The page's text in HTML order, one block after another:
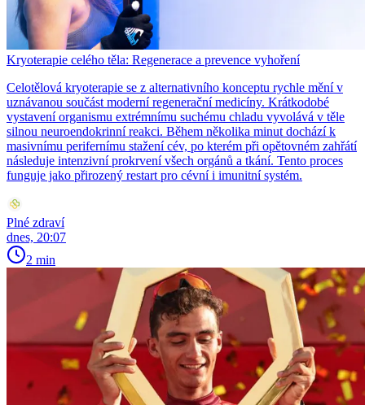
Kryoterapie celého těla: Regenerace a prevence vyhoření
Celotělová kryoterapie se z alternativního konceptu rychle mění v
uznávanou součást moderní regenerační medicíny. Krátkodobé
vystavení organismu extrémnímu suchému chladu vyvolává v těle
silnou neuroendokrinní reakci. Během několika minut dochází k
masivnímu perifernímu stažení cév, po kterém při opětovném zahřátí
následuje intenzivní prokrvení všech orgánů a tkání. Tento proces
funguje jako přirozený restart pro cévní i imunitní systém.
Plné zdraví
dnes, 20:07
2 min